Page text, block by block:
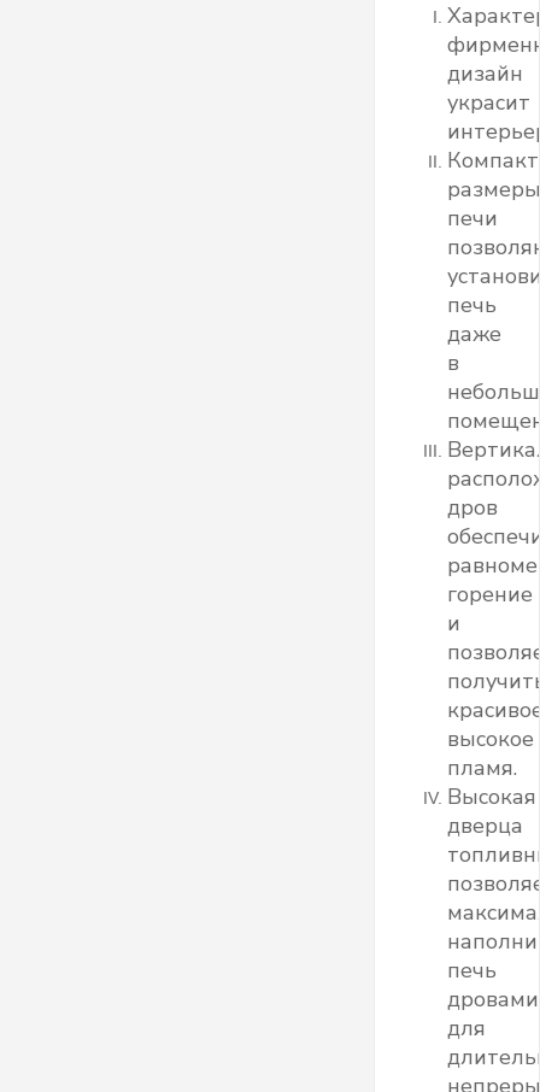
дизайн
украсит
размеры
печи
печь
даже
в
дров
горение
и
высокое
пламя.
Высокая
дверца
печь
дровами
для